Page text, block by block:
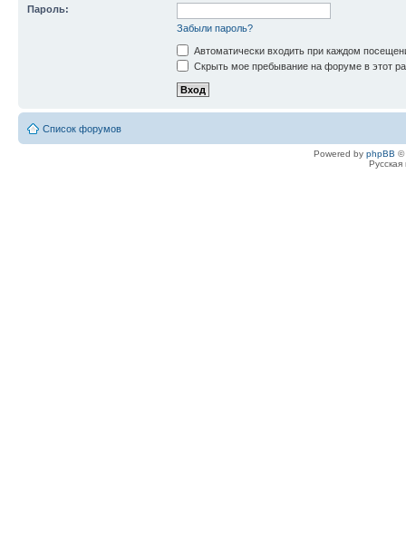
Пароль:
Забыли пароль?
Автоматически входить при каждом
Скрыть мое пребывание на форуме в этот
Список форумов
Powered by phpBB ©